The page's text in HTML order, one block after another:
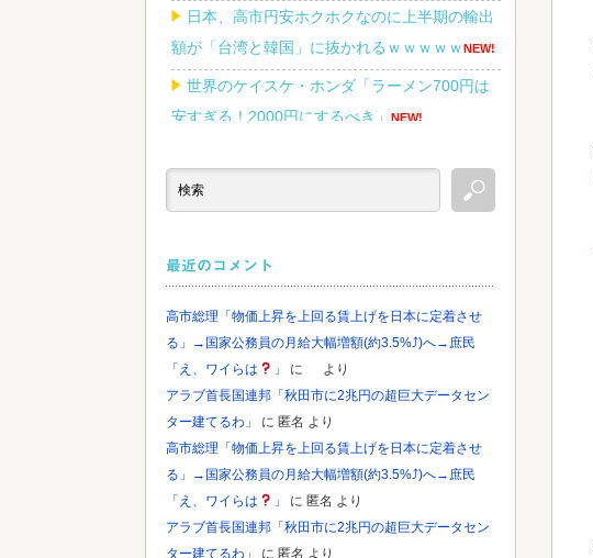
日本、高市円安ホクホクなのに上半期の輸出
額が「台湾と韓国」に抜かれるｗｗｗｗｗNEW!
世界のケイスケ・ホンダ「ラーメン700円は
安すぎる！2000円にするべき」
NEW!
最近のコメント
高市総理「物価上昇を上回る賃上げを日本に定着させ
る」→国家公務員の月給大幅増額(約3.5%⤴)へ→庶民
「え、ワイらは
」 に
より
アラブ首長国連邦「秋田市に2兆円の超巨大データセン
ター建てるわ」
に 匿名 より
高市総理「物価上昇を上回る賃上げを日本に定着させ
る」→国家公務員の月給大幅増額(約3.5%⤴)へ→庶民
「え、ワイらは
」 に 匿名 より
アラブ首長国連邦「秋田市に2兆円の超巨大データセン
ター建てるわ」
に 匿名 より